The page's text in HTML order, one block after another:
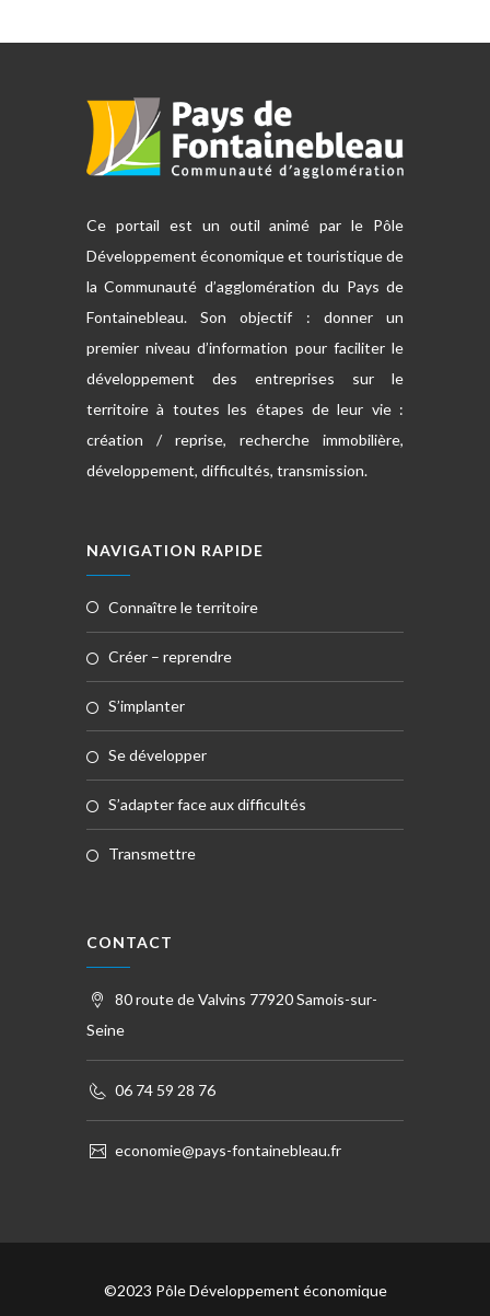
Ce portail est un outil animé par le Pôle
Développement économique et touristique de
la Communauté d’agglomération du Pays de
Fontainebleau. Son objectif : donner un
premier niveau d’information pour faciliter le
développement des entreprises sur le
territoire à toutes les étapes de leur vie :
création / reprise, recherche immobilière,
développement, difficultés, transmission.
NAVIGATION RAPIDE
connaître le territoire
créer – reprendre
s’implanter
se développer
s’adapter face aux difficultés
transmettre
CONTACT
80 route de Valvins 77920 Samois-sur-
Seine
06 74 59 28 76
economie@pays-fontainebleau.fr
©2023 Pôle Développement économique